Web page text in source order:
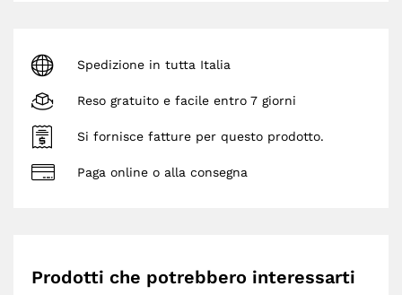
Spedizione in tutta Italia
Reso gratuito e facile entro 7 giorni
Si fornisce fatture per questo prodotto.
Paga online o alla consegna
Prodotti che potrebbero interessarti